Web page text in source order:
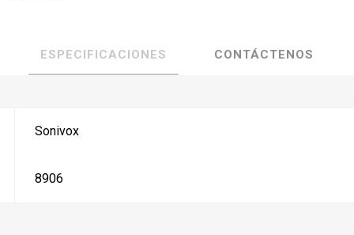
ESPECIFICACIONES CONTÁCTENOS
Sonivox
8906